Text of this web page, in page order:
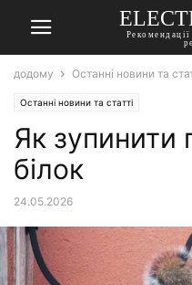
додому Останні новини та
Останні новини та статті
Як зупинити
білок
24.05.2026